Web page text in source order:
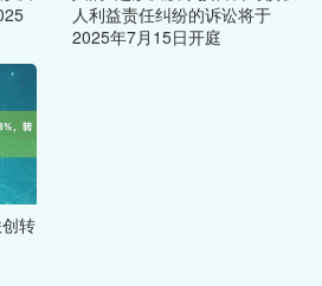
人利益责任纠纷的诉讼将于
2025年7月15日开庭
转